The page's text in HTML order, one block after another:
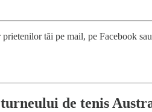
tăi pe mail, pe Facebook
de tenis